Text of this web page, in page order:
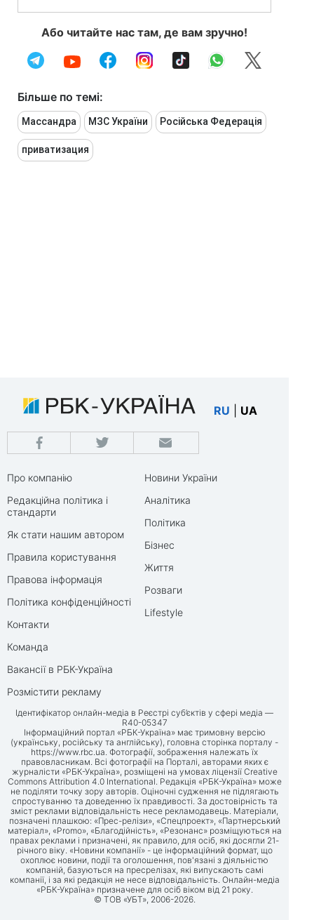
Або читайте нас там, де вам зручно!
Більше по темі:
Массандра МЗС України Російська Федерація
приватизация
RU UA
Про компанію
Редакційна політика і
стандарти
Як стати нашим автором
Правила користування
Правова інформація
Політика конфіденційності
Контакти
Команда
Вакансії в РБК-Україна
Розмістити рекламу
Новини України
Аналітика
Політика
Бізнес
Життя
Розваги
Lifestyle
Ідентифікатор онлайн-медіа в Реєстрі суб’єктів у сфері медіа —
R40-05347
Інформаційний портал «РБК-Україна» має тримовну версію
(українську, російську та англійську), головна сторінка порталу -
https://www.rbc.ua. Фотографії, зображення належать їх
правовласникам. Всі фотографії на Порталі, авторами яких є
журналісти «РБК-Україна», розміщені на умовах ліцензії Creative
Commons Attribution 4.0 International. Редакція «РБК-Україна» може
не поділяти точку зору авторів. Оціночні судження не підлягають
спростуванню та доведенню їх правдивості. За достовірність та
зміст реклами відповідальність несе рекламодавець. Матеріали,
позначені плашкою: «Прес-релізи», «Спецпроект», «Партнерський
матеріал», «Promo», «Благодійність», «Резонанс» розміщуються на
правах реклами і призначені, як правило, для осіб, які досягли 21-
річного віку. «Новини компанії» - це інформаційний формат, що
охоплює новини, події та оголошення, пов'язані з діяльністю
компаній, базуються на пресрелізах, які випускають самі
компанії, і за які редакція не несе відповідальність. Онлайн-медіа
«РБК-Україна» призначене для осіб віком від 21 року.
© ТОВ «УБТ», 2006-2026.